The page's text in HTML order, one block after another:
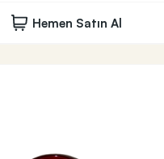
Hemen Satın Al